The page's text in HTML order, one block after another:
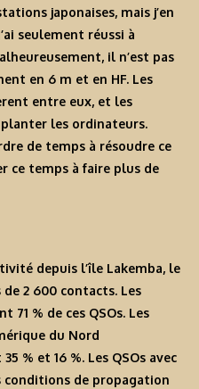
japonaises, mais j’en
seulement réussi à
il n’est pas
en 6 m et en HF. Les
entre eux, et les
les ordinateurs.
de temps à résoudre ce
ce temps à faire plus de
depuis l’île Lakemba, le
2 600 contacts. Les
71 % de ces QSOs. Les
du Nord
% et 16 %. Les QSOs avec
conditions de propagation